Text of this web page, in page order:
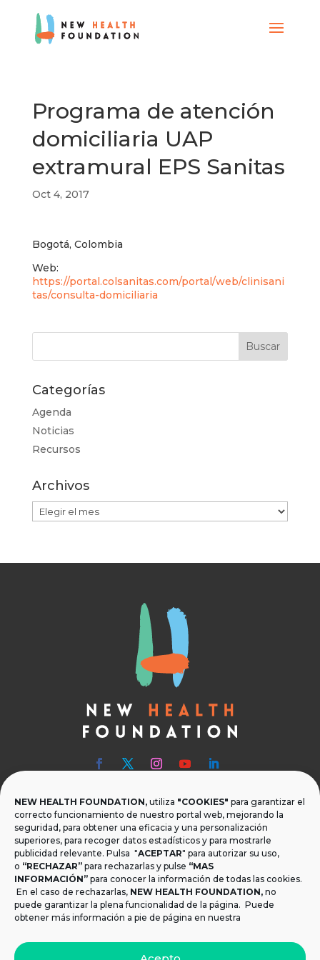
NEW HEALTH FOUNDATION, utiliza "COOKIES" para garantizar el
correcto funcionamiento de nuestro portal web, mejorando la
seguridad, para obtener una eficacia y una personalización
superiores, para recoger datos estadísticos y para mostrarle
publicidad relevante. Pulsa "ACEPTAR" para autorizar su uso,
o “RECHAZAR” para rechazarlas y pulse “MAS
INFORMACIÓN” para conocer la información de todas las cookies.
En el caso de rechazarlas, NEW HEALTH FOUNDATION, no
puede garantizar la plena funcionalidad de la página. Puede
obtener más información a pie de página en nuestra
Programa de atención
domiciliaria UAP
extramural EPS Sanitas
Oct 4, 2017
Bogotá, Colombia
Web:
https://portal.colsanitas.com/portal/web/clinisani
tas/consulta-domiciliaria
Categorías
Agenda
Noticias
Recursos
Archivos
Archivos
 Teléfono
T.+34 954 219 597
 Dónde estamos
Calle Monsalves 35 Local 2. 41001, Sevilla.
España
 Email